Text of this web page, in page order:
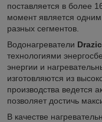
поставляется в более
момент является
разных сегментов.
Водонагреватели
технологиями
энергии и
изготовляются из
производства ведется
позволяет достичь
В качестве